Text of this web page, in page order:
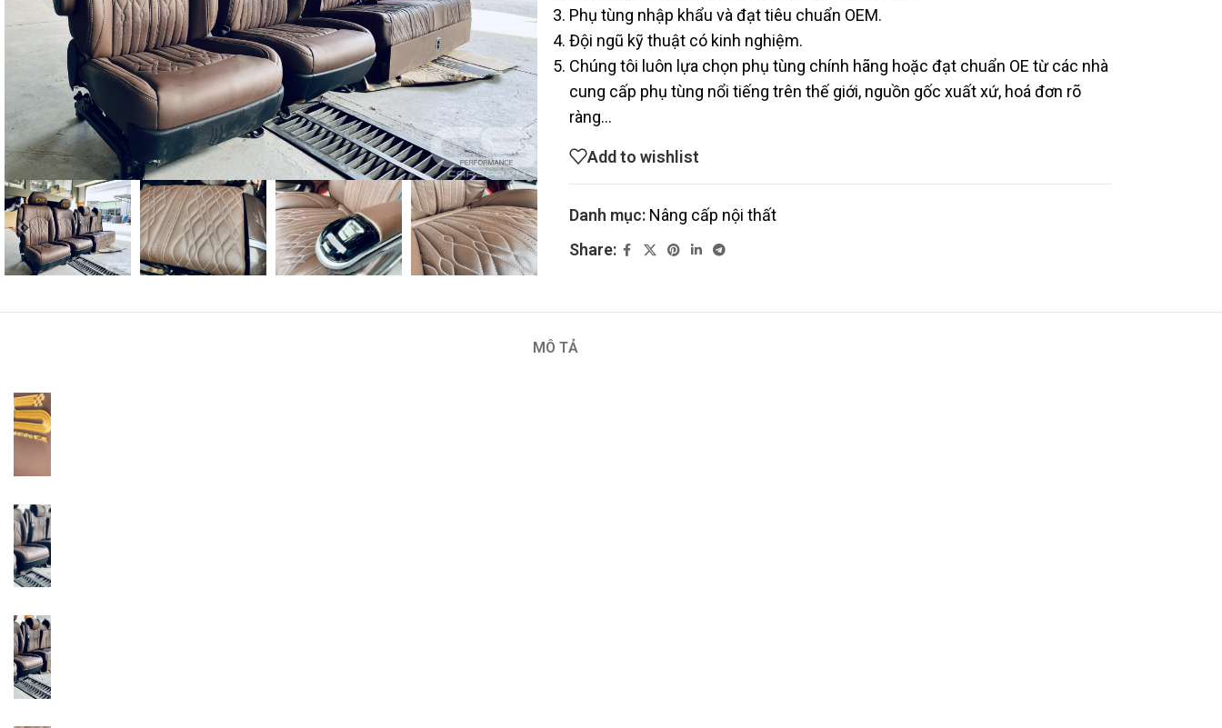
Phụ tùng nhập khẩu và đạt tiêu chuẩn OEM.
Đội ngũ kỹ thuật có kinh nghiệm.
Chúng tôi luôn lựa chọn phụ tùng chính hãng hoặc đạt chuẩn OE từ các nhà
cung cấp phụ tùng nổi tiếng trên thế giới, nguồn gốc xuất xứ, hoá đơn rõ
ràng…
Add to wishlist
Danh mục: Nâng cấp nội thất
Share:
MÔ TẢ